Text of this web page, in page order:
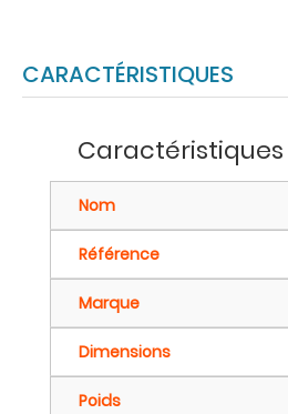
CARACTÉRISTIQUES
Nom
Référence
Marque
Dimensions
Poids